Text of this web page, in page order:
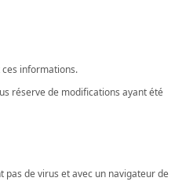
ces informations.
réserve de modifications ayant été
pas de virus et avec un navigateur de